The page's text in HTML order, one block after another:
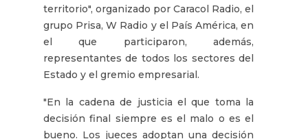
territorio", organizado por Caracol Radio, el
grupo Prisa, W Radio y el País América, en
el que participaron, además,
representantes de todos los sectores del
Estado y el gremio empresarial.
"En la cadena de justicia el que toma la
decisión final siempre es el malo o es el
bueno. Los jueces adoptan una decisión